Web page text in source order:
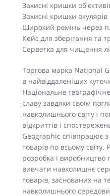
Захисні кришки
Захисні кришки окулярів
Широкий ремінь через
Кейс для зберігання та
Серветка для чищення
Торгова марка National
в найвіддаленіших
Національне
славу завдяки своїм
навколишнього світу і
відкриттів і
Geographic співпрацює
товарів по всьому світу.
розробка і
вивчати навколишнє
товарів, заснованих на
навколишнього